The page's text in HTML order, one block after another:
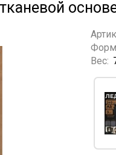
Вес: